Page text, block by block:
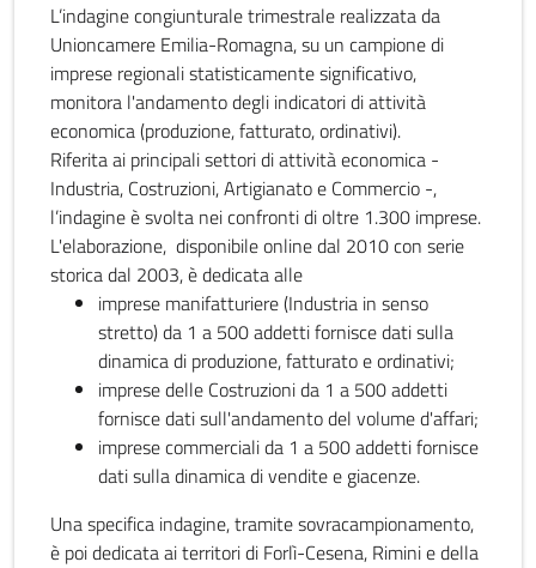
L’indagine congiunturale trimestrale realizzata da
Unioncamere Emilia-Romagna, su un campione di
imprese regionali statisticamente significativo,
monitora l'andamento degli indicatori di attività
economica (produzione, fatturato, ordinativi).
Riferita ai principali settori di attività economica -
Industria, Costruzioni, Artigianato e Commercio -,
l’indagine è svolta nei confronti di oltre 1.300 imprese.
L'elaborazione, disponibile online dal 2010 con serie
storica dal 2003, è dedicata alle
imprese manifatturiere (Industria in senso
stretto) da 1 a 500 addetti fornisce dati sulla
dinamica di produzione, fatturato e ordinativi;
imprese delle Costruzioni da 1 a 500 addetti
fornisce dati sull'andamento del volume d'affari;
imprese commerciali da 1 a 500 addetti fornisce
dati sulla dinamica di vendite e giacenze.
Una specifica indagine, tramite sovracampionamento,
è poi dedicata ai territori di Forlì-Cesena, Rimini e della